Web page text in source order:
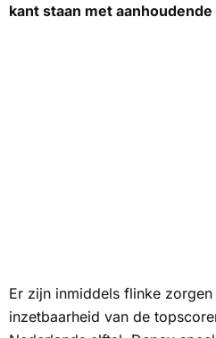
kant staan met
Er zijn inmiddels flinke
inzetbaarheid van de